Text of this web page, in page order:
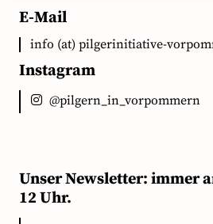
E-Mail
info (at) pilgerinitiative-
Instagram
@pilgern_in_vorpommern
Unser Newsletter: immer
12 Uhr.